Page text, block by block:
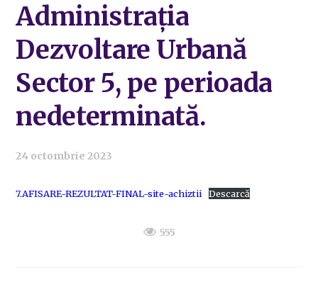
Administrația
Dezvoltare Urbană
Sector 5, pe perioada
nedeterminată.
24 octombrie 2023
7.AFISARE-REZULTAT-FINAL-site-achiztii Descarcă
555